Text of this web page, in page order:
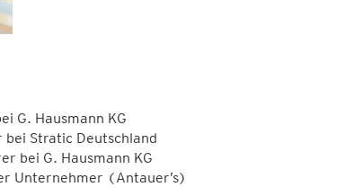
G. Hausmann KG
Stratic Deutschland
bei G. Hausmann KG
Unternehmer (Antauer’s)